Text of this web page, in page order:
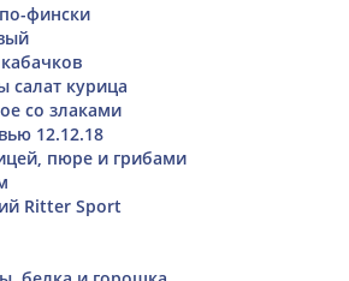
фински
салат курица
со злаками
12.12.18
пюре и грибами
Ritter Sport